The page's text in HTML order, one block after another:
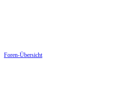
Foren-Übersicht